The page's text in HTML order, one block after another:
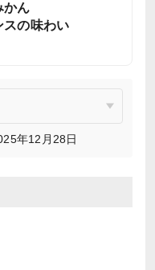
かん
スの味わい
年12月28日